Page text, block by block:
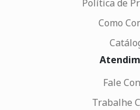
Política de
Como
Fale
Trabalhe